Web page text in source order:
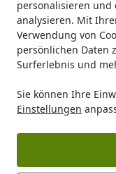
personalisieren und
analysieren. Mit
Verwendung von
persönlichen Daten
Surferlebnis und
Sie können Ihre
Einstellungen
Startseite
Grill Gasgrill
Ihre